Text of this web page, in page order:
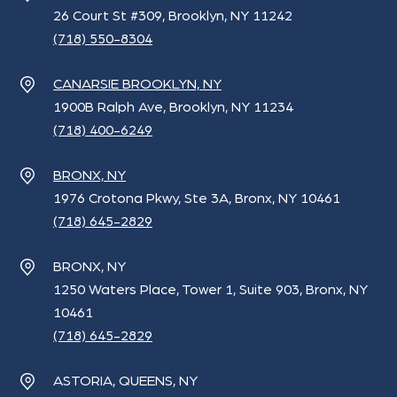
26 Court St #309, Brooklyn, NY 11242
(718) 550-8304
CANARSIE BROOKLYN, NY
1900B Ralph Ave, Brooklyn, NY 11234
(718) 400-6249
BRONX, NY
1976 Crotona Pkwy, Ste 3A, Bronx, NY 10461
(718) 645-2829
BRONX, NY
1250 Waters Place, Tower 1, Suite 903, Bronx, NY
10461
(718) 645-2829
ASTORIA, QUEENS, NY